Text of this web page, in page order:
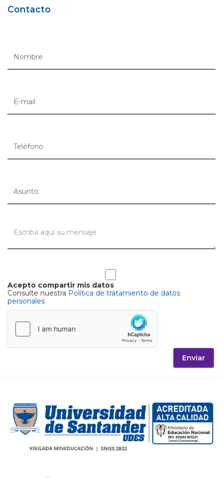
Contacto
Acepto compartir mis datos
Consulte nuestra Política de tratamiento de datos
personales
Enviar